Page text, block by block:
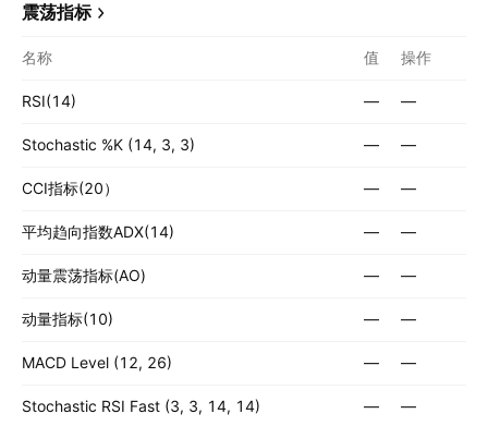
震荡指标
名称 值 操作
RSI(14) — —
Stochastic %K (14, 3, 3) — —
CCI指标(20） — —
平均趋向指数ADX(14) — —
动量震荡指标(AO) — —
动量指标(10) — —
MACD Level (12, 26) — —
Stochastic RSI Fast (3, 3, 14, 14) — —